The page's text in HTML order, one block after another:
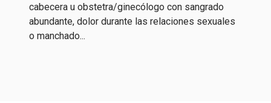
cabecera u obstetra/ginecólogo con sangrado
abundante, dolor durante las relaciones sexuales
o manchado...